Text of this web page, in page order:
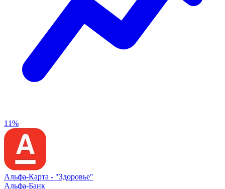
11%
Альфа‑Карта - "Здоровье"
Альфа-Банк